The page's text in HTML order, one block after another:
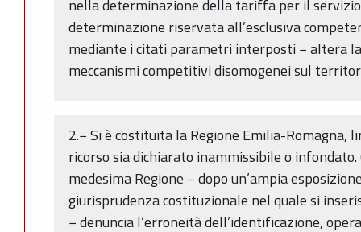
nella determinazione della tariffa per il
determinazione riservata all’esclusiva
mediante i citati parametri interposti − altera
meccanismi competitivi disomogenei sul
2.− Si è costituita la Regione Emilia-Romagna,
ricorso sia dichiarato inammissibile o infondato.
medesima Regione − dopo un’ampia
giurisprudenza costituzionale nel quale si
− denuncia l’erroneità dell’identificazione,